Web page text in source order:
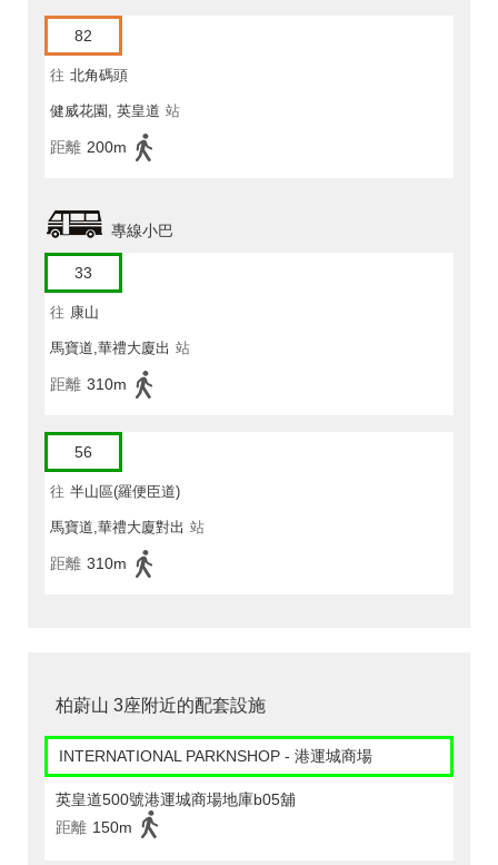
82
往 北角碼頭
健威花園, 英皇道 站
距離 200m
專線小巴
33
往 康山
馬寶道,華禮大廈出 站
距離 310m
56
往 半山區(羅便臣道)
馬寶道,華禮大廈對出 站
距離 310m
柏蔚山 3座附近的配套設施
INTERNATIONAL PARKNSHOP - 港運城商場
英皇道500號港運城商場地庫b05舖
距離 150m